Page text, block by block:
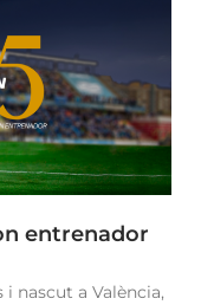
entrenador
i nascut a València,